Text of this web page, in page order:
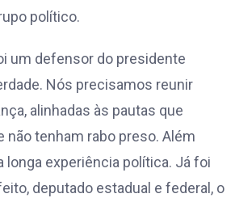
político.
um defensor do presidente
Nós precisamos reunir
alinhadas às pautas que
não tenham rabo preso. Além
longa experiência política. Já foi
deputado estadual e federal, o